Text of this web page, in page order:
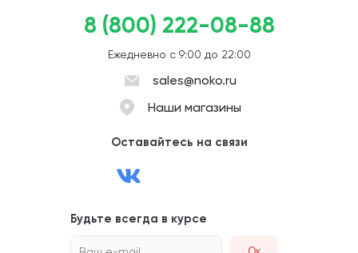
8 (800) 222-08-88
Ежедневно с 9:00 до 22:00
sales@noko.ru
Наши магазины
Оставайтесь на связи
Будьте всегда в курсе